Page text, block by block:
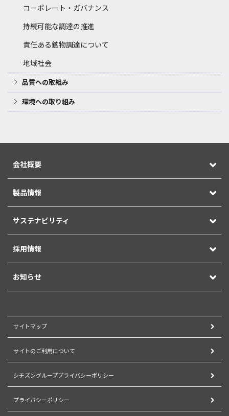
コーポレート・ガバナンス
持続可能な調達の推進
責任ある鉱物調達について
地域社会
品質への取組み
環境への取り組み
会社概要
製品情報
サステナビリティ
採用情報
お知らせ
サイトマップ
サイトのご利用について
シチズングループプライバシーポリシー
プライバシーポリシー